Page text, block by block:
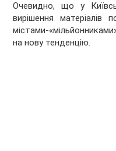
Очевидно, що у
вирішення матеріалів
містами-
на нову тенденцію.